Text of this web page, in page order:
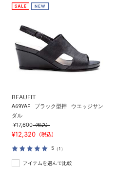
BEAUFIT
A69YAF ブラック型押
ウエッジサン
ダル
¥17,600（税込）
¥12,320 （税込）
5（1）
アイテムを選んで比較